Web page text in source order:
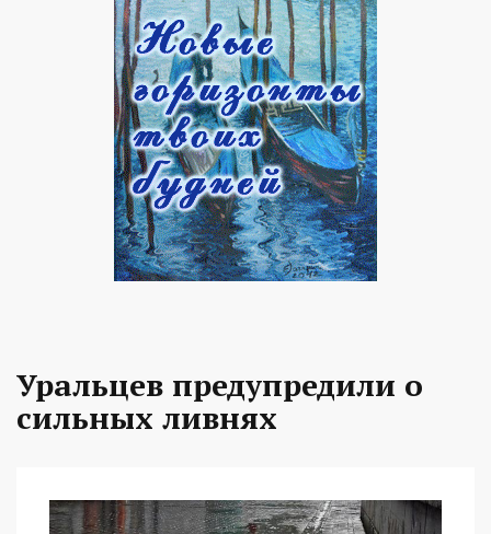
Уральцев предупредили о
сильных ливнях